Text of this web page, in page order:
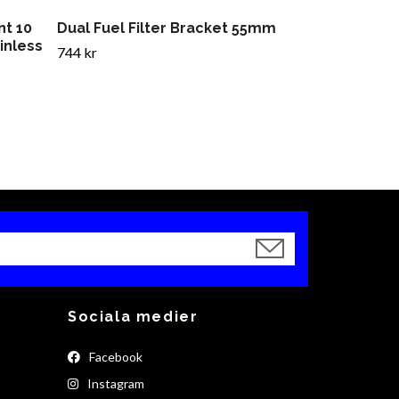
10
Dual Fuel Filter Bracket 55mm
744 kr
Sociala medier
Facebook
Instagram